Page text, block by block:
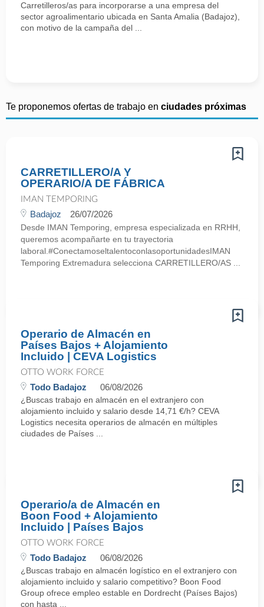
Carretilleros/as para incorporarse a una empresa del
sector agroalimentario ubicada en Santa Amalia (Badajoz),
con motivo de la campaña del ...
Te proponemos ofertas de trabajo en ciudades próximas
CARRETILLERO/A Y
OPERARIO/A DE FÁBRICA
IMAN TEMPORING
Badajoz 26/07/2026
Desde IMAN Temporing, empresa especializada en RRHH,
queremos acompañarte en tu trayectoria
laboral.#ConectamoseltalentoconlasoportunidadesIMAN
Temporing Extremadura selecciona CARRETILLERO/AS ...
Operario de Almacén en
Países Bajos + Alojamiento
Incluido | CEVA Logistics
OTTO WORK FORCE
Todo Badajoz 06/08/2026
¿Buscas trabajo en almacén en el extranjero con
alojamiento incluido y salario desde 14,71 €/h? CEVA
Logistics necesita operarios de almacén en múltiples
ciudades de Países ...
Operario/a de Almacén en
Boon Food + Alojamiento
Incluido | Países Bajos
OTTO WORK FORCE
Todo Badajoz 06/08/2026
¿Buscas trabajo en almacén logístico en el extranjero con
alojamiento incluido y salario competitivo? Boon Food
Group ofrece empleo estable en Dordrecht (Países Bajos)
con hasta ...